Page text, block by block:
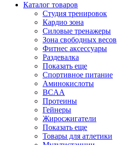
Каталог товаров
Студия тренировок
Кардио зона
Силовые тренажеры
Зона свободных весов
Фитнес аксессуары
Раздевалка
Показать еще
Спортивное питание
Аминокислоты
BCAA
Протеины
Гейнеры
Жиросжигатели
Показать еще
Товары для атлетики